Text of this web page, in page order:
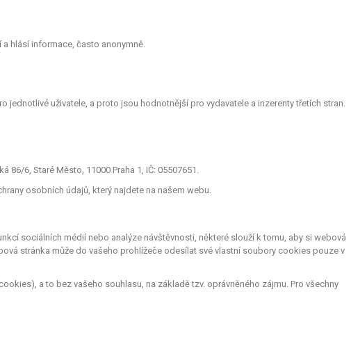
hlásí informace, často anonymně.
jednotlivé uživatele, a proto jsou hodnotnější pro vydavatele a inzerenty třetích stran.
6, Staré Město, 11000 Praha 1, IČ: 05507651.
osobních údajů, který najdete na našem webu.
sociálních médií nebo analýze návštěvnosti, některé slouží k tomu, aby si webová
stránka může do vašeho prohlížeče odesílat své vlastní soubory cookies pouze v
a to bez vašeho souhlasu, na základě tzv. oprávněného zájmu. Pro všechny